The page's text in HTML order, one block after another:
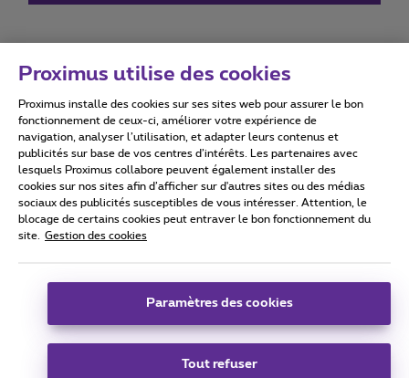
Conditions d'utilisation Accessibility statement
Tous droits réservés. © 2026 Proximus
Conditions générales, info consommateur
Coordonnées de l’entreprise
Boulevard du Roi Albert II 27 - B-1030 Bruxelles.
Proximus utilise des cookies
Proximus installe des cookies sur ses sites web pour assurer le bon
fonctionnement de ceux-ci, améliorer votre expérience de
navigation, analyser l’utilisation, et adapter leurs contenus et
publicités sur base de vos centres d’intérêts. Les partenaires avec
lesquels Proximus collabore peuvent également installer des
cookies sur nos sites afin d’afficher sur d'autres sites ou des médias
sociaux des publicités susceptibles de vous intéresser. Attention, le
blocage de certains cookies peut entraver le bon fonctionnement du
site.
Gestion des cookies
Paramètres des cookies
Tout refuser